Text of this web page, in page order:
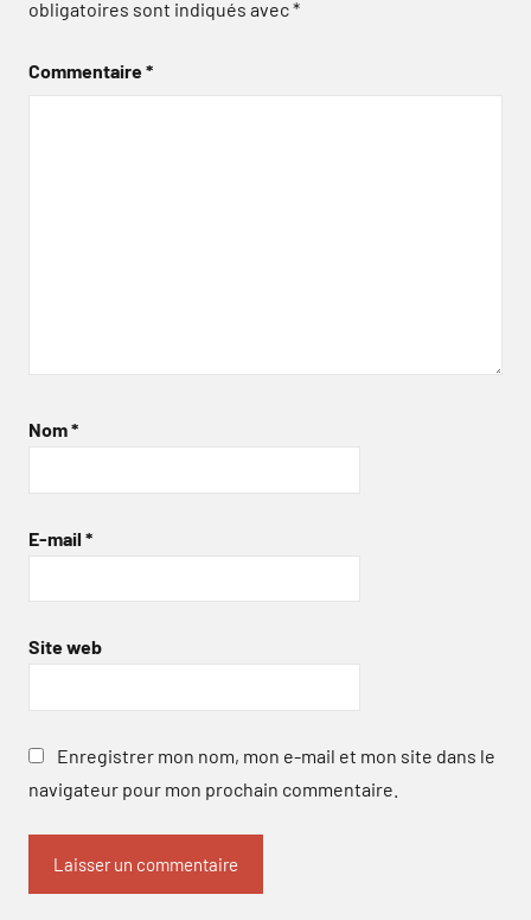
obligatoires sont indiqués avec*
Commentaire*
Nom*
E-mail *
Site web
Enregistrer mon nom, mon e-mail et mon site dans le
navigateur pour mon prochain commentaire.